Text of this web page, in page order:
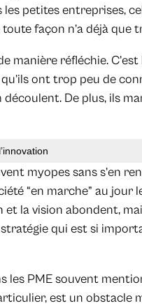
petites entreprises,
façon n’a déjà que
manière réfléchie.
ont trop peu de
découlent. De plus, ils
myopes sans s’en
“en marche” au jour
et la vision abondent,
qui est si
les PME souvent
est un obstacle